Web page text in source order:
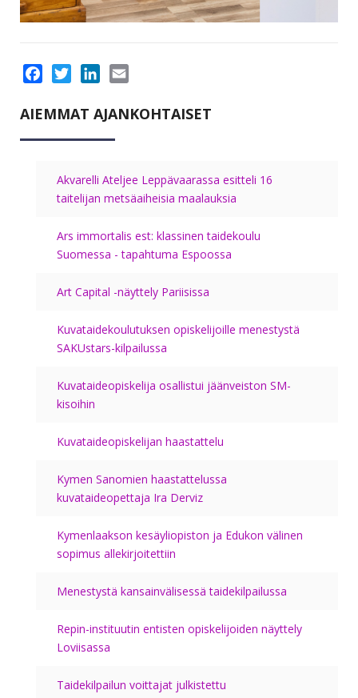
AIEMMAT AJANKOHTAISET
Akvarelli Ateljee Leppävaarassa esitteli 16
taitelijan metsäaiheisia maalauksia
Ars immortalis est: klassinen taidekoulu
Suomessa - tapahtuma Espoossa
Art Capital -näyttely Pariisissa
Kuvataidekoulutuksen opiskelijoille menestystä
SAKUstars-kilpailussa
Kuvataideopiskelija osallistui jäänveiston SM-
kisoihin
Kuvataideopiskelijan haastattelu
Kymen Sanomien haastattelussa
kuvataideopettaja Ira Derviz
Kymenlaakson kesäyliopiston ja Edukon välinen
sopimus allekirjoitettiin
Menestystä kansainvälisessä taidekilpailussa
Repin-instituutin entisten opiskelijoiden näyttely
Loviisassa
Taidekilpailun voittajat julkistettu